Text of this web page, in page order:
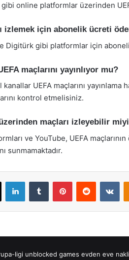
online platformlar üzerinden
izlemek için abonelik ücreti
Digitürk gibi platformlar için
maçlarını yayınlıyor mu?
UEFA maçlarını yayınlama
kontrol etmelisiniz.
maçları izleyebilir
ve YouTube, UEFA
sunmamaktadır.
X LinkedInTumblr PinterestReddit
ligi unblocked games evden eve